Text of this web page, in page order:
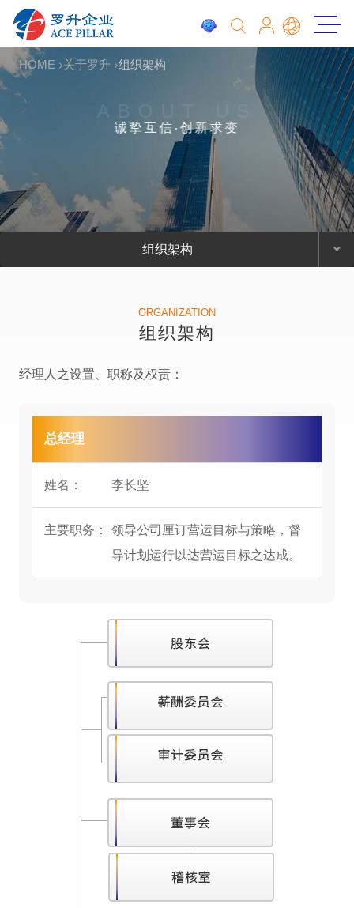
HOME 关于罗升 组织架构
诚挚互信‧创新求变
组织架构
ORGANIZATION
组织架构
经理人之设置、职称及权责：
总经理
李长坚
领导公司厘订营运目标与策略，督
导计划运行以达营运目标之达成。